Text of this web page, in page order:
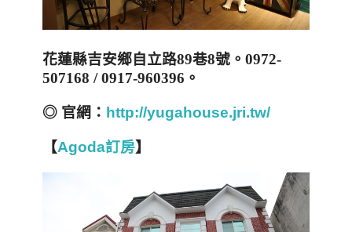
花蓮縣吉安鄉自立路89巷8號 。 0972-
507168 / 0917-960396 。
◎ 官網： http://yugahouse.jri.tw/
【Agoda訂房】